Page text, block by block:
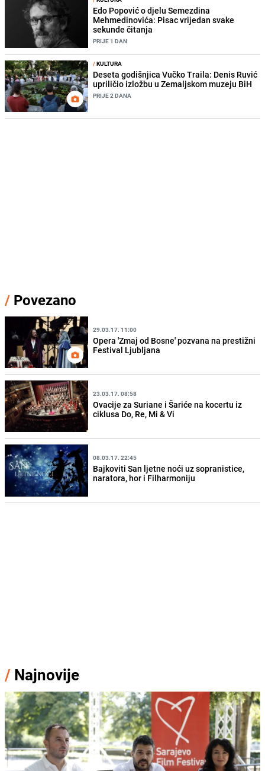
Edo Popović o djelu Semezdina
Mehmedinovića: Pisac vrijedan svake
sekunde čitanja
PRIJE 1 DAN
/KULTURA
Deseta godišnjica Vučko Traila: Denis Ruvić
upriličio izložbu u Zemaljskom muzeju BiH
PRIJE 2 DANA
/ Povezano
29.03.17. 11:00
Opera 'Zmaj od Bosne' pozvana na prestižni
Festival Ljubljana
23.03.17. 08:58
Ovacije za Suriane i Šariće na kocertu iz
ciklusa Do, Re, Mi & Vi
08.03.17. 22:45
Bajkoviti San ljetne noći uz sopranistice,
naratora, hor i Filharmoniju
/ Najnovije